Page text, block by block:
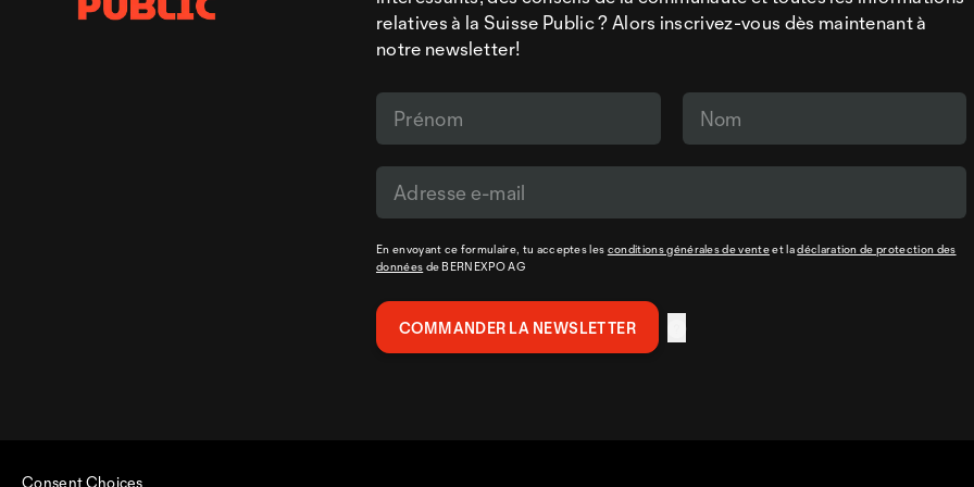
relatives à la Suisse Public ? Alors inscrivez-vous dès maintenant à
notre newsletter!
En envoyant ce formulaire, tu acceptes les conditions générales de venteet ladéclaration de protection des
données de BERNEXPO AG
Consent Choices